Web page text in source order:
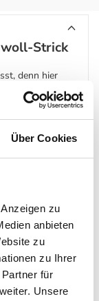
Über Cookies
zu
anbieten
zu
zu Ihrer
für
Unsere
Strick
denn hier
Marc O'Polo
Look pur.
Sie
und
wenn es
ist dann